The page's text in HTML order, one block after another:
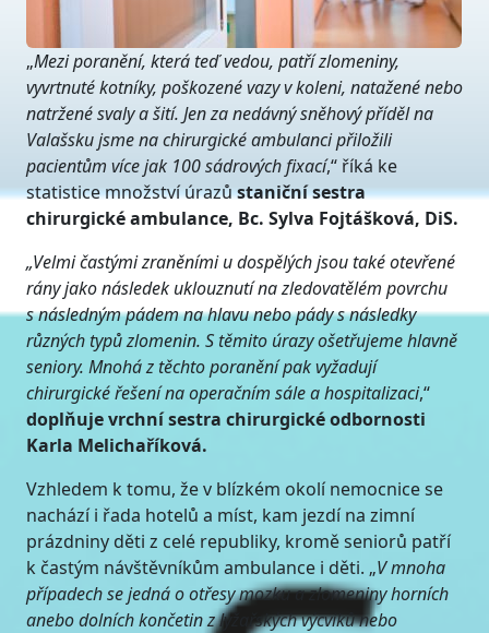
„Mezi poranění, která teď vedou, patří zlomeniny,
vyvrtnuté kotníky, poškozené vazy v koleni, natažené nebo
natržené svaly a šití. Jen za nedávný sněhový příděl na
Valašsku jsme na chirurgické ambulanci přiložili
pacientům více jak 100 sádrových fixací,“ říká ke
statistice množství úrazůstaniční sestra
chirurgické ambulance, Bc. Sylva Fojtášková, DiS.
„Velmi častými zraněními u dospělých jsou také otevřené
rány jako následek uklouznutí na zledovatělém povrchu
s následným pádem na hlavu nebo pády s následky
různých typů zlomenin. S těmito úrazy ošetřujeme hlavně
seniory. Mnohá z těchto poranění pak vyžadují
chirurgické řešení na operačním sále a hospitalizaci,“
doplňuje vrchní sestra chirurgické odbornosti
Karla Melichaříková.
Vzhledem k tomu, že v blízkém okolí nemocnice se
nachází i řada hotelů a míst, kam jezdí na zimní
prázdniny děti z celé republiky, kromě seniorů patří
k častým návštěvníkům ambulance i děti. „V mnoha
případech se jedná o otřesy mozku a zlomeniny horních
anebo dolních končetin z lyžařských výcviků nebo